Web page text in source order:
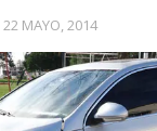
22 MAYO, 2014